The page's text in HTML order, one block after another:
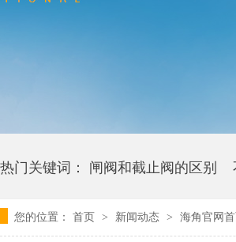
热门关键词： 闸阀和截止阀的区别
卫生级海角社区APP官网版多少钱
您的位置： 首页 > 新闻动态 > 海角官网